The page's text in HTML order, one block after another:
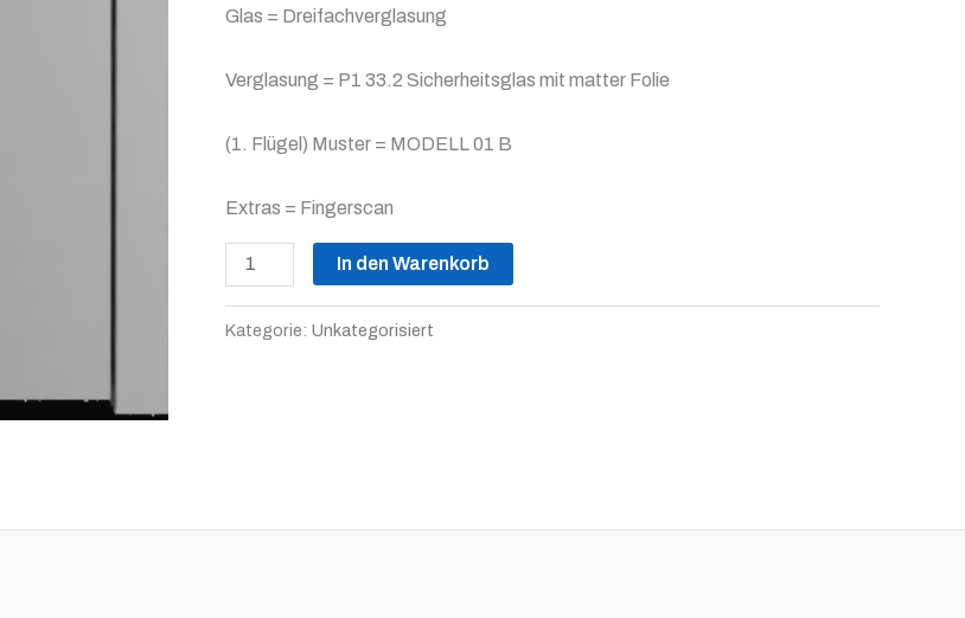
Glas = Dreifachverglasung
Verglasung = P1 33.2 Sicherheitsglas mit matter Folie
(1. Flügel) Muster = MODELL 01 B
Extras = Fingerscan
In den Warenkorb
Kategorie: Unkategorisiert